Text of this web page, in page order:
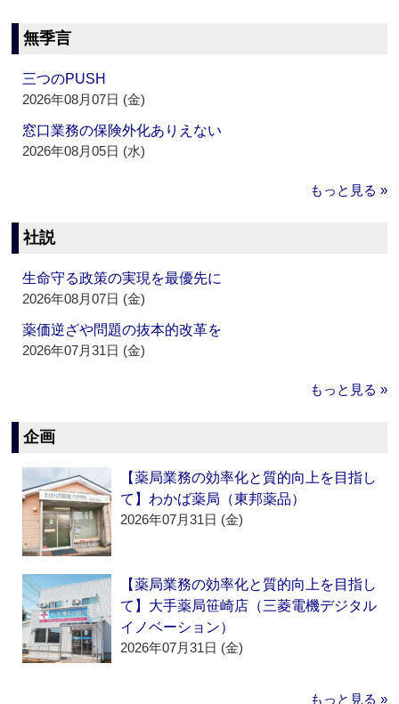
無季言
三つのPUSH
2026年08月07日 (金)
窓口業務の保険外化ありえない
2026年08月05日 (水)
もっと見る »
社説
生命守る政策の実現を最優先に
2026年08月07日 (金)
薬価逆ざや問題の抜本的改革を
2026年07月31日 (金)
もっと見る »
企画
【薬局業務の効率化と質的向上を目指し
て】わかば薬局（東邦薬品）
2026年07月31日 (金)
【薬局業務の効率化と質的向上を目指し
て】大手薬局笹崎店（三菱電機デジタル
イノベーション）
2026年07月31日 (金)
もっと見る »